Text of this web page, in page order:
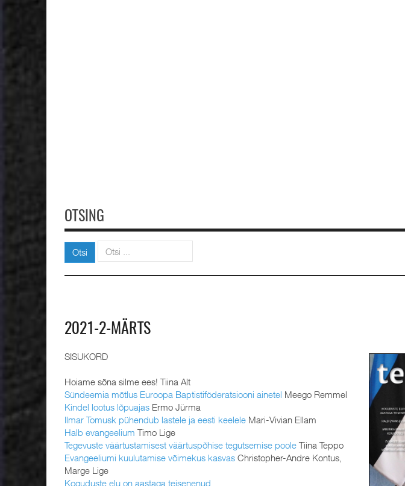
OTSING
Otsi Otsi
2021-2-MÄRTS
SISUKORD
Hoiame sõna silme ees! Tiina Alt
Sündeemia mõtlus Euroopa Baptistiföderatsiooni ainetel Meego Remmel
Kindel lootus lõpuajas Ermo Jürma
Ilmar Tomusk pühendub lastele ja eesti keelele Mari-Vivian Ellam
Halb evangeelium Timo Lige
Tegevuste väärtustamisest väärtuspõhise tegutsemise poole Tiina Teppo
Evangeeliumi kuulutamise võimekus kasvas Christopher-Andre Kontus,
Marge Lige
Koguduste elu on aastaga teisenenud